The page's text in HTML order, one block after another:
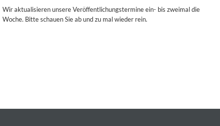
Wir aktualisieren unsere Veröffentlichungstermine ein- bis zweimal die
Woche. Bitte schauen Sie ab und zu mal wieder rein.